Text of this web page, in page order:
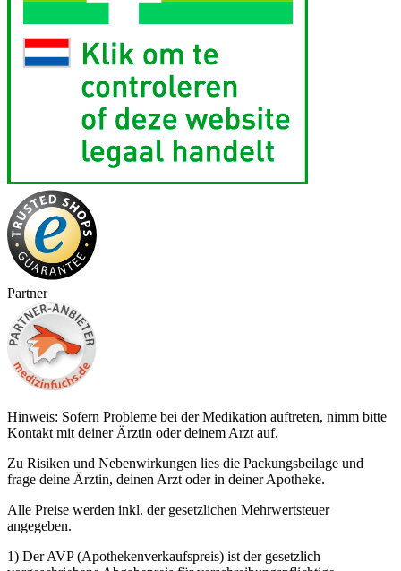
Partner
Hinweis: Sofern Probleme bei der Medikation auftreten, nimm bitte
Kontakt mit deiner Ärztin oder deinem Arzt auf.
Zu Risiken und Nebenwirkungen lies die Packungsbeilage und
frage deine Ärztin, deinen Arzt oder in deiner Apotheke.
Alle Preise werden inkl. der gesetzlichen Mehrwertsteuer
angegeben.
1) Der AVP (Apothekenverkaufspreis) ist der gesetzlich